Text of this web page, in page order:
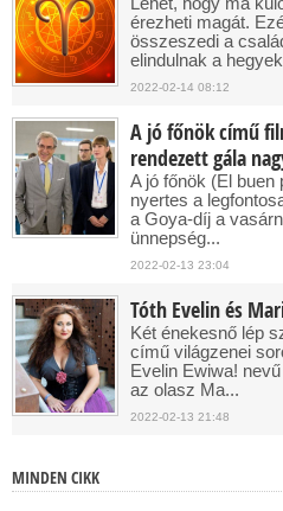
érezheti magát.
összeszedi a
elindulnak a
2022-02-14 08:12
A jó főnök című
rendezett gála
A jó főnök (El buen
nyertes a
a Goya-díj a
ünnepség...
2022-02-13 23:04
Tóth Evelin és
Két énekesnő lép
című világzenei
Evelin Ewiwa!
az olasz Ma...
2022-02-13 21:48
MINDEN CIKK